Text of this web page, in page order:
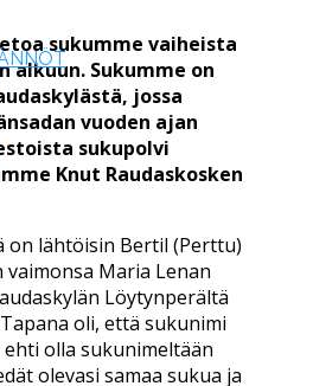
sukumme vaiheista
alkuun. Sukumme on
jossa
vuoden ajan
sukupolvi
Knut Raudaskosken
on lähtöisin Bertil (Perttu)
vaimonsa Maria Lenan
Löytynperältä
oli, että sukunimi
olla sukunimeltään
olevasi samaa sukua ja